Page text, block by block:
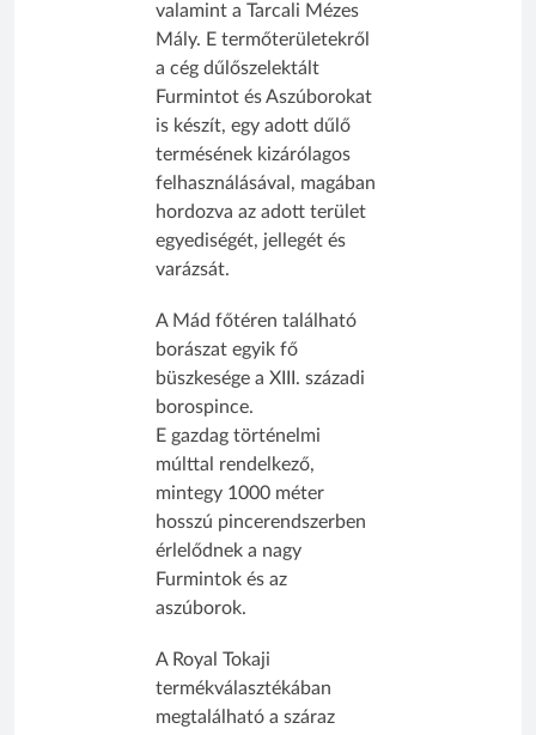
valamint a Tarcali Mézes
Mály. E termőterületekről
a cég dűlőszelektált
Furmintot és Aszúborokat
is készít, egy adott dűlő
termésének kizárólagos
felhasználásával, magában
hordozva az adott terület
egyediségét, jellegét és
varázsát.
A Mád főtéren található
borászat egyik fő
büszkesége a XIII. századi
borospince.
E gazdag történelmi
múlttal rendelkező,
mintegy 1000 méter
hosszú pincerendszerben
érlelődnek a nagy
Furmintok és az
aszúborok.
A Royal Tokaji
termékválasztékában
megtalálható a száraz